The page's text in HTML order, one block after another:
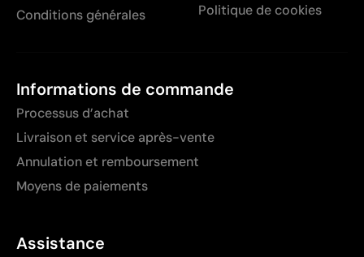
Conditions générales
Politique de cookies
Informations de commande
Processus d’achat
Livraison et service après-vente
Annulation et remboursement
Moyens de paiements
Assistance